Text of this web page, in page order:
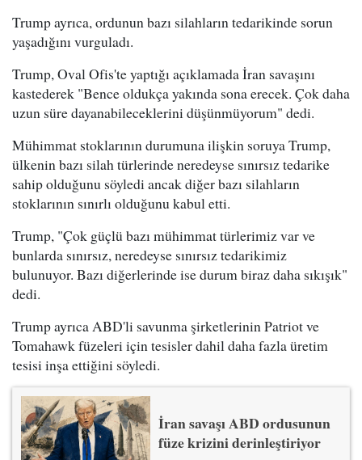
Trump ayrıca, ordunun bazı silahların tedarikinde sorun
yaşadığını vurguladı.
Trump, Oval Ofis'te yaptığı açıklamada İran savaşını
kastederek "Bence oldukça yakında sona erecek. Çok daha
uzun süre dayanabileceklerini düşünmüyorum" dedi.
Mühimmat stoklarının durumuna ilişkin soruya Trump,
ülkenin bazı silah türlerinde neredeyse sınırsız tedarike
sahip olduğunu söyledi ancak diğer bazı silahların
stoklarının sınırlı olduğunu kabul etti.
Trump, "Çok güçlü bazı mühimmat türlerimiz var ve
bunlarda sınırsız, neredeyse sınırsız tedarikimiz
bulunuyor. Bazı diğerlerinde ise durum biraz daha sıkışık"
dedi.
Trump ayrıca ABD'li savunma şirketlerinin Patriot ve
Tomahawk füzeleri için tesisler dahil daha fazla üretim
tesisi inşa ettiğini söyledi.
İran savaşı ABD ordusunun
füze krizini derinleştiriyor